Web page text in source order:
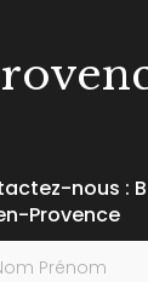
nous :
Provence
Prénom